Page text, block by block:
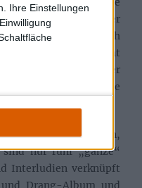
Ihre Einstellungen
für ein großartiger
Bark“) und stark nach
diese Weise bekommt
Touch, kann aber
2012 an einem See
rote Faden,
nur fünf „ganze“
Interludien verknüpft
Drang-Album und